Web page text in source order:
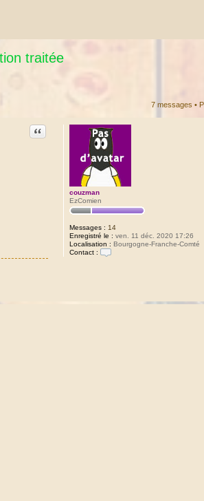
traitée
7 messages •
couzman
EzComien
Messages : 14
Enregistré le : ven. 11 déc. 2020 17:26
Localisation : Bourgogne-Franche-Comté
Contact :
Citation